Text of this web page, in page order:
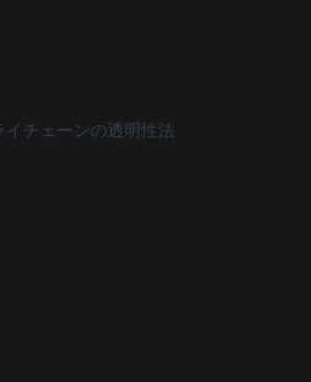
イチェーンの透明性法